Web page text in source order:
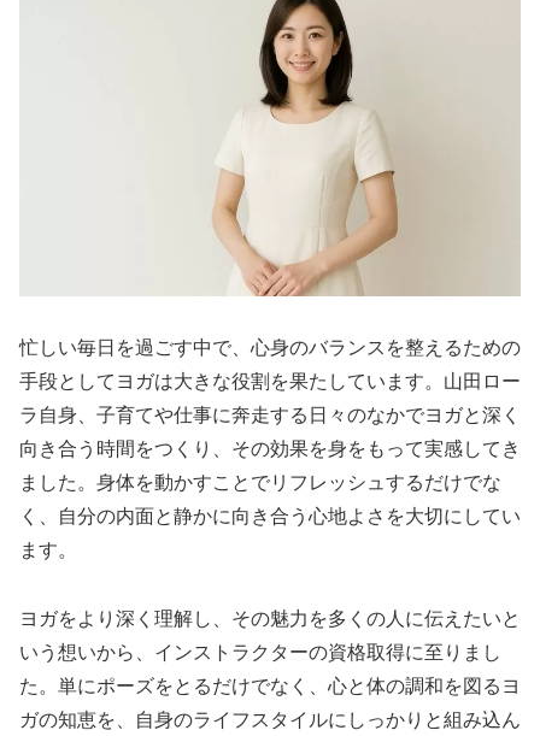
忙しい毎日を過ごす中で、心身のバランスを整えるための
手段としてヨガは大きな役割を果たしています。山田ロー
ラ自身、子育てや仕事に奔走する日々のなかでヨガと深く
向き合う時間をつくり、その効果を身をもって実感してき
ました。身体を動かすことでリフレッシュするだけでな
く、自分の内面と静かに向き合う心地よさを大切にしてい
ます。
ヨガをより深く理解し、その魅力を多くの人に伝えたいと
いう想いから、インストラクターの資格取得に至りまし
た。単にポーズをとるだけでなく、心と体の調和を図るヨ
ガの知恵を、自身のライフスタイルにしっかりと組み込ん